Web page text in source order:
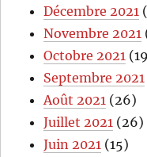
Décembre 2021
Novembre 2021
Octobre 2021
Septembre 2021
Août 2021 (26)
Juillet 2021 (26)
Juin 2021 (15)